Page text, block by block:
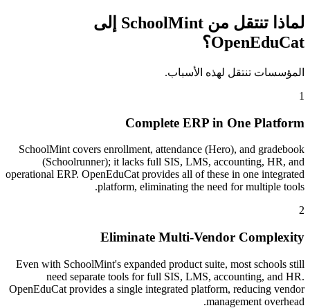
لماذا تنتقل من SchoolMint إلى
OpenEduCat؟
المؤسسات تنتقل لهذه الأسباب.
1
Complete ERP in One Platform
SchoolMint covers enrollment, attendance (Hero), and gradebook
(Schoolrunner); it lacks full SIS, LMS, accounting, HR, and
operational ERP. OpenEduCat provides all of these in one integrated
platform, eliminating the need for multiple tools.
2
Eliminate Multi-Vendor Complexity
Even with SchoolMint's expanded product suite, most schools still
need separate tools for full SIS, LMS, accounting, and HR.
OpenEduCat provides a single integrated platform, reducing vendor
management overhead.